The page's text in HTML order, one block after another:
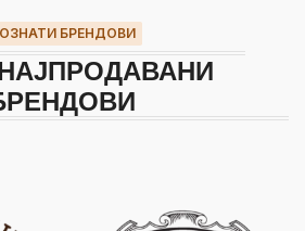
БРЕНДОВИ